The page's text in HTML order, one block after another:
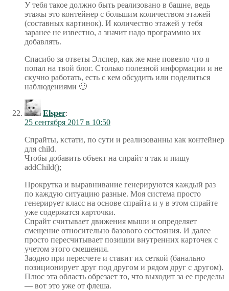
У тебя такое должно быть реализовано в башне, ведь
этажы это контейнер с большим количеством этажей
(составных картинок). И количество этажей у тебя
заранее не известно, а значит надо программно их
добавлять.
Спасибо за ответы Элспер, как же мне повезло что я
попал на твой блог. Столько полезной информации и не
скучно работать, есть с кем обсудить или поделиться
наблюдениями 🙂
Elsper:
25 сентября 2017 в 10:50
Спрайты, кстати, по сути и реализованны как контейнер
для child.
Чтобы добавить объект на спрайт я так и пишу
addChild();
Прокрутка и выравнивание генерируются каждый раз
по каждую ситуацию разные. Моя система просто
генерирует класс на основе спрайта и у в этом спрайте
уже содержатся карточки.
Спрайт считывает движения мыши и определяет
смещение относительно базового состояния. И далее
просто пересчитывает позиции внутренних карточек с
учетом этого смешения.
Заодно при пересчете и ставит их сеткой (банально
позиционирует друг под другом и рядом друг с другом).
Плюс эта область обрезает то, что выходит за ее пределы
— вот это уже от флеша.